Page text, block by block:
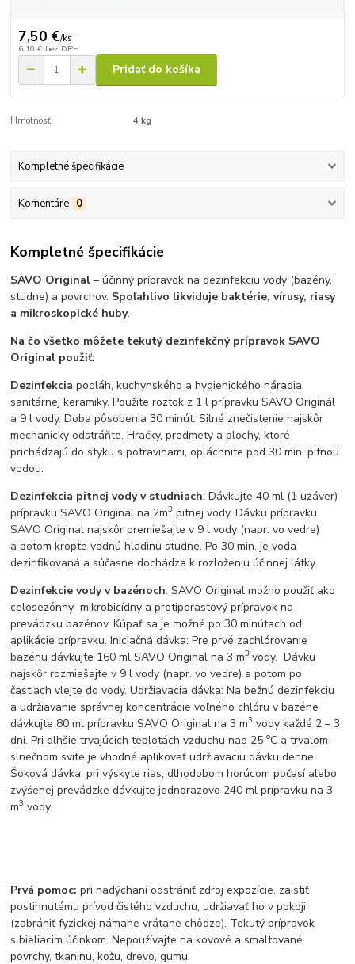
7,50 €/ks
6,10 € bez DPH
Pridať do košíka
Hmotnosť: 4 kg
Kompletné špecifikácie
Komentáre 0
Kompletné špecifikácie
SAVO Original – účinný prípravok na dezinfekciu vody (bazény,
studne) a povrchov. Spoľahlivo likviduje baktérie, vírusy, riasy
a mikroskopické huby.
Na čo všetko môžete tekutý dezinfekčný prípravok SAVO
Original použiť:
Dezinfekciapodláh, kuchynského a hygienického náradia,
sanitárnej keramiky. Použite roztok z 1 l prípravku SAVO Originál
a 9 l vody. Doba pôsobenia 30 minút. Silné znečistenie najskôr
mechanicky odstráňte. Hračky, predmety a plochy, ktoré
prichádzajú do styku s potravinami, opláchnite pod 30 min. pitnou
vodou.
Dezinfekcia pitnej vody v studniach: Dávkujte 40 ml (1 uzáver)
prípravku SAVO Original na 2m3 pitnej vody. Dávku prípravku
SAVO Original najskôr premiešajte v 9 l vody (napr. vo vedre)
a potom kropte vodnú hladinu studne. Po 30 min. je voda
dezinfikovaná a súčasne dochádza k rozloženiu účinnej látky.
Dezinfekcie vody v bazénoch: SAVO Original možno použiť ako
celosezónny mikrobicídny a protiporastový prípravok na
prevádzku bazénov. Kúpať sa je možné po 30 minútach od
aplikácie prípravku. Iniciačná dávka: Pre prvé zachlórovanie
bazénu dávkujte 160 ml SAVO Original na 3 m3vody. Dávku
najskôr rozmiešajte v 9 l vody (napr. vo vedre) a potom po
častiach vlejte do vody. Udržiavacia dávka: Na bežnú dezinfekciu
a udržiavanie správnej koncentrácie voľného chlóru v bazéne
dávkujte 80 ml prípravku SAVO Original na 3 m3 vody každé 2 – 3
dni. Pri dlhšie trvajúcich teplotách vzduchu nad 25oC a trvalom
slnečnom svite je vhodné aplikovať udržiavaciu dávku denne.
Šoková dávka: pri výskyte rias, dlhodobom horúcom počasí alebo
zvýšenej prevádzke dávkujte jednorazovo 240 ml prípravku na 3
m3 vody.
Prvá pomoc:pri nadýchaní odstrániť zdroj expozície, zaistiť
postihnutému prívod čistého vzduchu, udržiavať ho v pokoji
(zabrániť fyzickej námahe vrátane chôdze). Tekutý prípravok
s bieliacim účinkom. Nepoužívajte na kovové a smaltované
povrchy, tkaninu, kožu, drevo, gumu.